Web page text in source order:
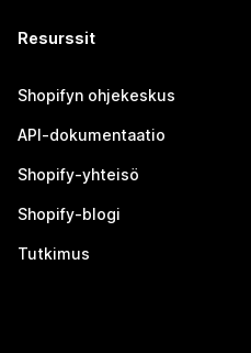
Resurssit
Shopifyn ohjekeskus
API-dokumentaatio
Shopify-yhteisö
Shopify-blogi
Tutkimus